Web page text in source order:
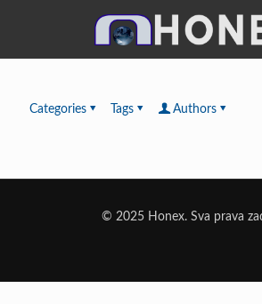
Categories Tags Authors
© 2025 Honex. Sva prava